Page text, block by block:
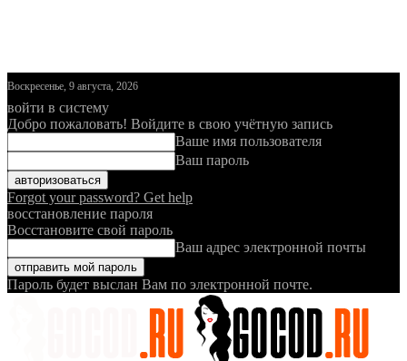
Воскресенье, 9 августа, 2026
войти в систему
Добро пожаловать! Войдите в свою учётную запись
Ваше имя пользователя
Ваш пароль
Forgot your password? Get help
восстановление пароля
Восстановите свой пароль
Ваш адрес электронной почты
Пароль будет выслан Вам по электронной почте.